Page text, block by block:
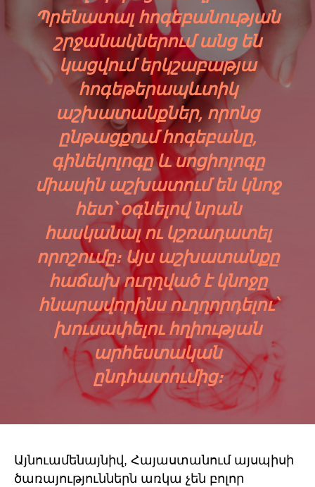
Պրենատալ հոգեբանության
շրջանակներում անց են
կացվում երկշաբաթյա
հոգեթերապևտիկ
աշխատանքներ, որոնց
ընթացքում հոգեբանը,
գինեկոլոգը և սոցիոլոգը
միասին աշխատում են կնոջ
հետ՝ օգնելով նրան
հասկանալ ու կշռադատել
որոշումը։ Այս աշխատանքը
հաճախ ուղղված է կնոջը
հնարավորինս ուղղորդելու՝
խուսափելու հղիության
արհեստական
ընդհատումից։
Այնուամենայնիվ, Հայաստանում այսպիսի
ծառայություններն առկա չեն բոլոր